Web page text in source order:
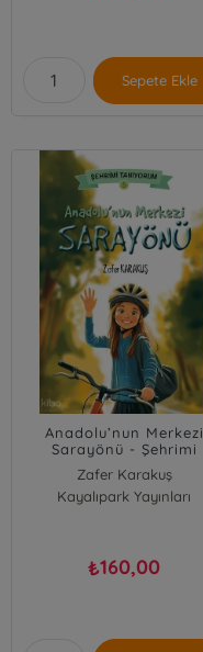
Sepete Ekle
Anadolu’nun Merkezi
Sarayönü - Şehrimi
Tanıyorum 5
Zafer Karakuş
Kayalıpark Yayınları
₺160,00